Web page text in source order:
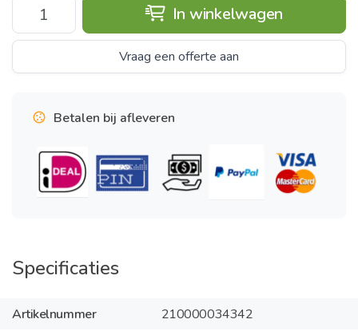
In winkelwagen
Vraag een offerte aan
Betalen bij afleveren
Specificaties
Artikelnummer
210000034342